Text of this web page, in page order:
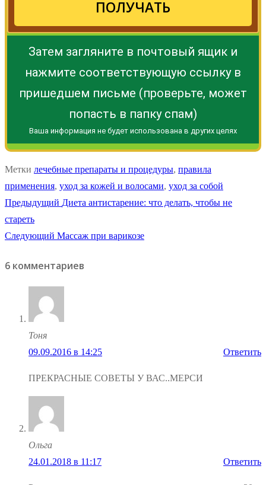
ПОЛУЧАТЬ
Затем загляните в почтовый ящик и
нажмите соответствующую ссылку в
пришедшем письме (проверьте, может
попасть в папку спам)
Ваша информация не будет использована в других целях
Метки лечебные препараты и процедуры, правила
применения, уход за кожей и волосами, уход за собой
Навигация
по
Предыдущий Предыдущая
Диета антистарение: что делать, чтобы не
стареть
Следующий Следующая
Массаж при варикозе
6 комментариев
Тоня
09.09.2016 в 14:25
Ответить
ПРЕКРАСНЫЕ СОВЕТЫ У ВАС..МЕРСИ
Ольга
24.01.2018 в 11:17
Ответить